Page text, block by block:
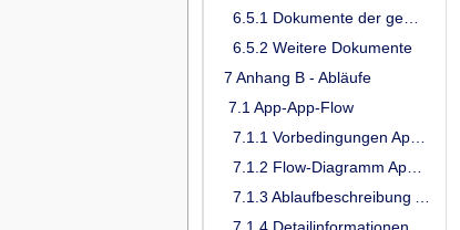
6.5.2 Weitere Dokumente
7 Anhang B - Abläufe
7.1 App-App-Flow